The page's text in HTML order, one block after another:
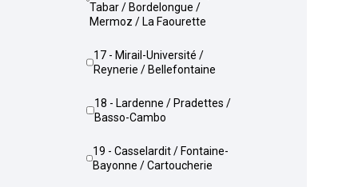
Tabar / Bordelongue /
Mermoz / La Faourette
17 - Mirail-Université /
Reynerie / Bellefontaine
18 - Lardenne / Pradettes /
Basso-Cambo
19 - Casselardit / Fontaine-
Bayonne / Cartoucherie